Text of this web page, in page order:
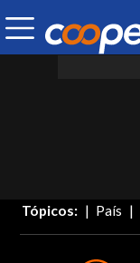
Tópicos: País